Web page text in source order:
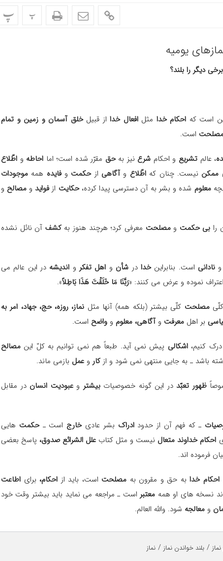
پ پ
یومیه
دیگر را بلند؟
است که احکام خدا مثلافعال خدا از قبیل خلق آسمان و زمین و تمام
مصلحت است.
، عالم تشریع و احکام شرع نیز بهحق مقرّر شده است؛ اما احاطه و اطّلاع
ممکن نیست. چنان کهاطّلاع وآگاهى ازحکمت وفایده همه موجودات
معلوم شده و بشر به آن دسترسى پیدا کرده،حکایت از فوایدو مصالح و
را بی حکمت ومصلحت معرفی کرد؛ هرچند هنوز بهکشف آن نائل نشده
ونادانی است. بنابراینخدا در شأن و اهل تفکرو اندیشه در این عالم می
اعتراف نموده و عرض مى کنند: «رَبَّنَا مَا خَلَقْتَ هَذَا بَاطِلاً».
مصلحت کلّى بیشتر (بلکه همه) آنها مثل نماز، روزه، حج، جهاد، امر به
بر اهل معرفت وآگاهى، معلوم و واضح است.
درک کنیم،اشکالى پیش نمى آید. طبعاً هم نمى توانیم به کلّ این مصالح
باشد ـ به جایى منتهى نمى شود و از کار و عمل بازمى ماند.
ظهور تعبّد در این گونه خصوصیاتبیشتر وعبودیت انسان در مقابل
ـ که فهم آن از حدودادراک بشر عادىخارج است ـحکمت هایى
احکام خداوند متعال نیست و مثل کتاب علل الشرائع صدوق، پاسخ بعضى
فرموده اند.
احکام خدابه حق و مقرون به مصلحت است، باید از احکام، براى اطاعت
نسخه هاى او همه معتبراست ـ مراجعه مى نماید باید بیشتر وقت خود
و معالجه شود. والله العالم.
/ بلند خواندن نماز / نماز